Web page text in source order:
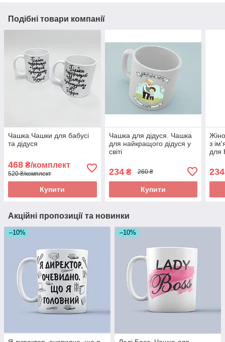
Подібні товари компанії
Чашка.Чашки для бабусі
та дідуся
468 ₴/комплект
520 ₴/комплект
Купити
Чашка для дідуся. Чашка
для найкращого дідуся у
світі
234₴ 260 ₴
Купити
з
для
234
Акційні пропозиції та новинки
–10% –10%